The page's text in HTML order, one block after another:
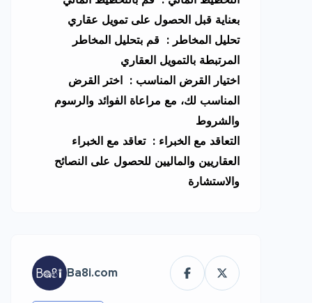
بعناية قبل الحصول على تمويل عقاري
المرتبطة بالتمويل العقاري
المناسب لك، مع مراعاة الفوائد والرسوم
والشروط
العقاريين والماليين للحصول على النصائح
والاستشارة
Ba8i.com